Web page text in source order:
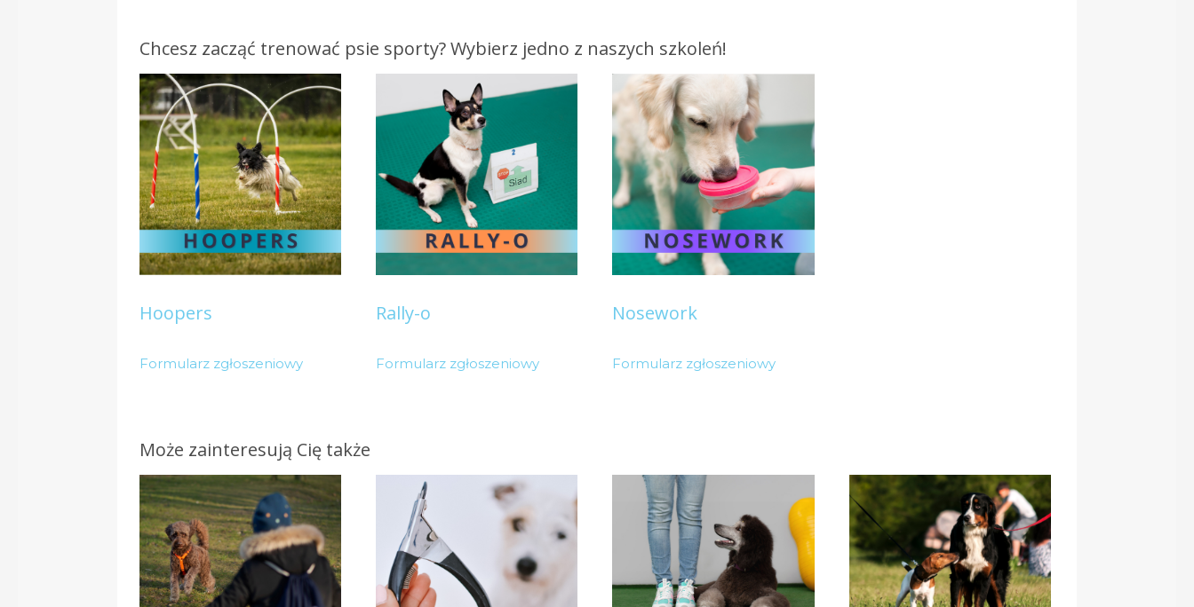
Chcesz zacząć trenować psie sporty? Wybierz jedno z naszych szkoleń!
Hoopers
Formularz zgłoszeniowy
Rally-o
Formularz zgłoszeniowy
Nosework
Formularz zgłoszeniowy
Może zainteresują Cię także